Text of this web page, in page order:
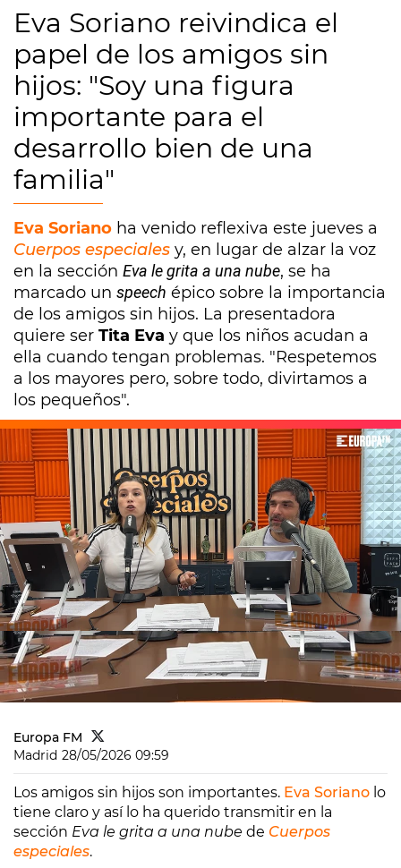
Eva Soriano reivindica el
papel de los amigos sin
hijos: "Soy una figura
importante para el
desarrollo bien de una
familia"
Eva Soriano ha venido reflexiva este jueves a
Cuerpos especiales y, en lugar de alzar la voz
en la sección Eva le grita a una nube, se ha
marcado un speech épico sobre la importancia
de los amigos sin hijos. La presentadora
quiere ser Tita Eva y que los niños acudan a
ella cuando tengan problemas. "Respetemos
a los mayores pero, sobre todo, divirtamos a
los pequeños".
Europa FM
Madrid 28/05/2026 09:59
Los amigos sin hijos son importantes. Eva Soriano lo
tiene claro y así lo ha querido transmitir en la
sección Eva le grita a una nube de Cuerpos
especiales.